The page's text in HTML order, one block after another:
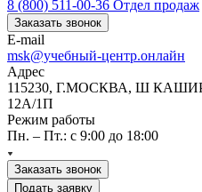
8 (800) 511-00-36 Отдел продаж
Заказать звонок
E-mail
msk@учебный-центр.онлайн
Адрес
115230, Г.МОСКВА, Ш
12А/1П
Режим работы
Пн. – Пт.: с 9:00 до 18:00
Заказать звонок
Подать заявку